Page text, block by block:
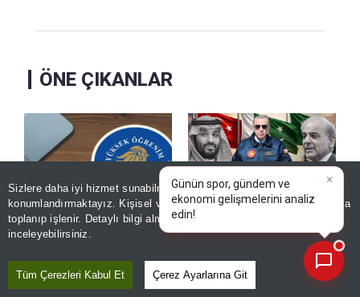
Sizlere daha iyi hizmet sunabilmek adına sitemizdeçerez
konumlandırmaktayız. Kişisel verileriniz, KVKK ve GDPR kapsamında
toplanıp işlenir. Detaylı bilgi almak için
inceleyebilirsiniz.
Tüm Çerezleri Kabul Et Çerez Ayarlarına Git
ÖNE ÇIKANLAR
KYK burs başvuruları
Kaydet
Erdoğan, Suudi
Arabistan'a gidecek!
Üçlü zirve
Kaydet
Günün spor, gündem ve
ekonom